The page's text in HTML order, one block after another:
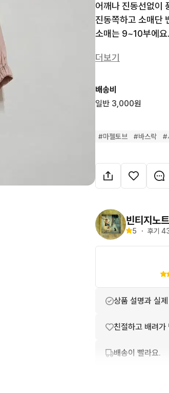
어깨나 진동선없이
진동쪽하고 소매단
소매는 9~10부에요
뒷기장69
* 도서산간 및 제주
더보기
배송비
일반 3,000원
#마젤토브 #바스락 #
빈티지노
5 ・ 후기
상품 설명과 실
친절하고 배려가
배송이 빨라요.